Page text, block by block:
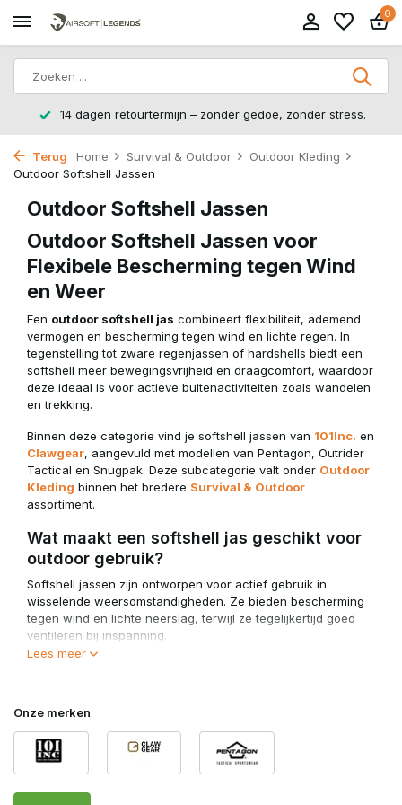
0
14 dagen retourtermijn – zonder gedoe, zonder stress.
Terug Home Survival & Outdoor
Outdoor Kleding
Outdoor Softshell Jassen
Outdoor Softshell Jassen
Outdoor Softshell Jassen voor
Flexibele Bescherming tegen Wind
en Weer
Een outdoor softshell jas combineert flexibiliteit, ademend
vermogen en bescherming tegen wind en lichte regen. In
tegenstelling tot zware regenjassen of hardshells biedt een
softshell meer bewegingsvrijheid en draagcomfort, waardoor
deze ideaal is voor actieve buitenactiviteiten zoals wandelen
en trekking.
Binnen deze categorie vind je softshell jassen van 101Inc. en
Clawgear, aangevuld met modellen van Pentagon, Outrider
Tactical en Snugpak. Deze subcategorie valt onder Outdoor
Kleding binnen het bredere Survival & Outdoor
assortiment.
Wat maakt een softshell jas geschikt voor
outdoor gebruik?
Softshell jassen zijn ontworpen voor actief gebruik in
wisselende weersomstandigheden. Ze bieden bescherming
tegen wind en lichte neerslag, terwijl ze tegelijkertijd goed
ventileren bij inspanning.
Ademend vermogen voor temperatuurregulatie
Stretchstof voor optimale bewegingsvrijheid
Geschikt als buitenlaag in milde omstandigheden
gecombineerd met
Lees meer
Onze merken